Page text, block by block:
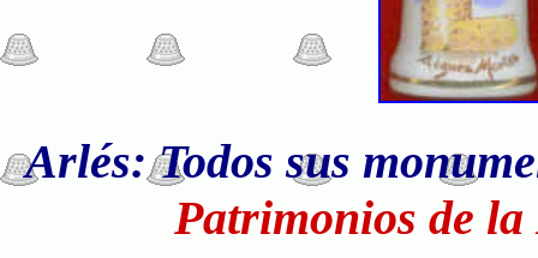
Arlés: Todos sus
Patrimonios de la